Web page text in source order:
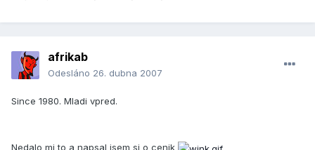
afrikab
Odesláno 26. dubna 2007
Since 1980. Mladi vpred.
Nedalo mi to a napsal jsem si o cenik